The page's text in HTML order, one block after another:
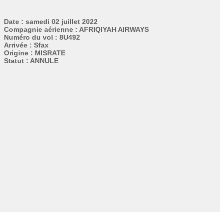
Date : samedi 02 juillet 2022
Compagnie aérienne : AFRIQIYAH AIRWAYS
Numéro du vol : 8U492
Arrivée : Sfax
Origine : MISRATE
Statut : ANNULE